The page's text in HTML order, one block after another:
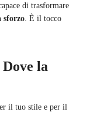
di trasformare
sforzo . È il tocco
la
il tuo stile e per il